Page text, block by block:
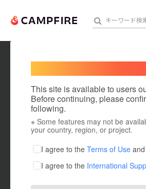
人気のプロ
アート・
テクノロ
映像・映
ビジネス
This site is available to users
Before continuing, please
following.
※ Some features may not be
your country, region, or project.
I agree to the Terms of Use and
I agree to the International